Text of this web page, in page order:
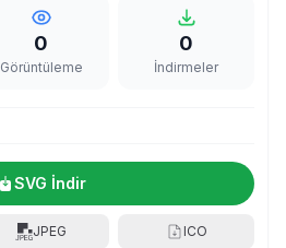
0
Görüntüleme
0
İndirmeler
SVG İndir
JPEG ICO